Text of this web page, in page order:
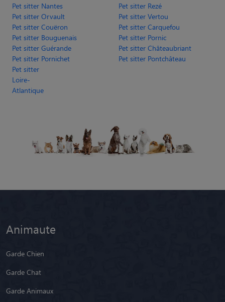
Pet sitter Nantes
Pet sitter Rezé
Pet sitter Orvault
Pet sitter Vertou
Pet sitter Couëron
Pet sitter Carquefou
Pet sitter Bouguenais
Pet sitter Pornic
Pet sitter Guérande
Pet sitter Châteaubriant
Pet sitter Pornichet
Pet sitter Pontchâteau
Pet sitter
Loire-
Atlantique
Animaute
Garde Chien
Garde Chat
Garde Animaux